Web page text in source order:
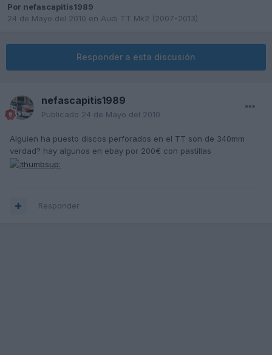
Por nefascapitis1989
24 de Mayo del 2010 en Audi TT Mk2 (2007-2013)
Responder a esta discusión
nefascapitis1989
Publicado 24 de Mayo del 2010
Alguien ha puesto discos perforados en el TT son de 340mm
verdad? hay algunos en ebay por 200€ con pastillas
Responder